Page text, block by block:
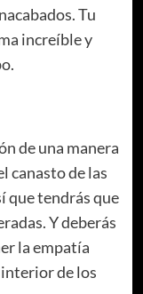
Tu
increíble y
de una manera
canasto de las
que tendrás que
Y deberás
la empatía
de los